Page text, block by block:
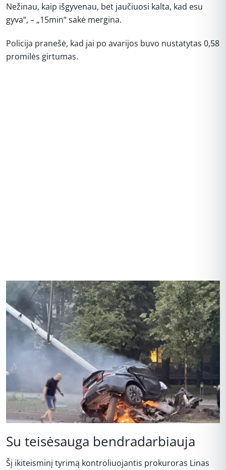
Nežinau, kaip išgyvenau, bet jaučiuosi kalta, kad esu
gyva“, – „15min“ sakė mergina.
Policija pranešė, kad jai po avarijos buvo nustatytas 0,58
promilės girtumas.
Su teisėsauga bendradarbiauja
Šį ikiteisminį tyrimą kontroliuojantis prokuroras Linas